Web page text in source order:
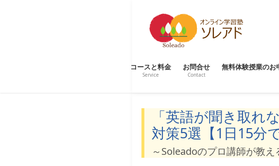
コースと料金
Service
お問合せ
Contact
無料体験授業のお
「英語が聞き取
対策5選【1日15分
～Soleadoのプロ講師が教